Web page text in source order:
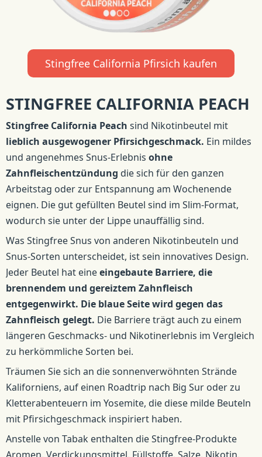
Stingfree California Pfirsich kaufen
STINGFREE CALIFORNIA PEACH
Stingfree California Peach sind Nikotinbeutel mit
lieblich ausgewogener Pfirsichgeschmack. Ein mildes
und angenehmes Snus-Erlebnis ohne
Zahnfleischentzündung die sich für den ganzen
Arbeitstag oder zur Entspannung am Wochenende
eignen. Die gut gefüllten Beutel sind im Slim-Format,
wodurch sie unter der Lippe unauffällig sind.
Was Stingfree Snus von anderen Nikotinbeuteln und
Snus-Sorten unterscheidet, ist sein innovatives Design.
Jeder Beutel hat eineeingebaute Barriere, die
brennendem und gereiztem Zahnfleisch
entgegenwirkt. Die blaue Seite wird gegen das
Zahnfleisch gelegt. Die Barriere trägt auch zu einem
längeren Geschmacks- und Nikotinerlebnis im Vergleich
zu herkömmliche Sorten bei.
Träumen Sie sich an die sonnenverwöhnten Strände
Kaliforniens, auf einen Roadtrip nach Big Sur oder zu
Kletterabenteuern im Yosemite, die diese milde Beuteln
mit Pfirsichgeschmack inspiriert haben.
Anstelle von Tabak enthalten die Stingfree-Produkte